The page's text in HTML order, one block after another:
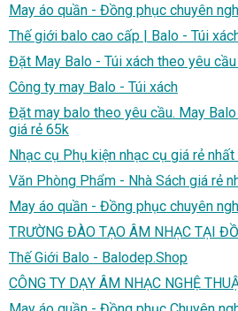
May áo quần - Đồng phục chuyên
Thế giới balo cao cấp | Balo - Túi
Đặt May Balo - Túi xách theo yêu
Công ty may Balo - Túi xách
Đặt may balo theo yêu cầu. May
giá rẻ 65k
Nhạc cụ Phụ kiện nhạc cụ giá rẻ
Văn Phòng Phẩm - Nhà Sách giá rẻ
May áo quần - Đồng phục chuyên
TRƯỜNG ĐÀO TẠO ÂM NHẠC TẠI
Thế Giới Balo - Balodep.Shop
CÔNG TY DẠY ÂM NHẠC NGHỆ